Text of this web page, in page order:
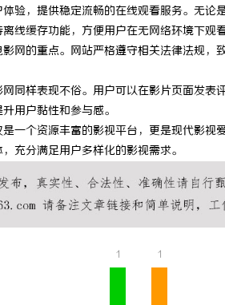
验，提供稳定流畅的在线观看服务。无
线缓存功能，方便用户在无网络环境下观看
网的重点。网站严格遵守相关法律法规
同样表现不俗。用户可以在影片页面发表
用户黏性和参与感。
一个资源丰富的影视平台，更是现代影
充分满足用户多样化的影视需求。
1 1